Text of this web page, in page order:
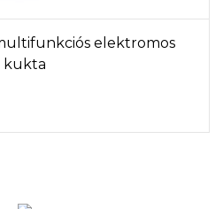
elektromos
kukta